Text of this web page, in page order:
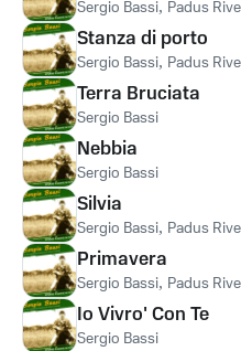
Sergio Bassi, Padus
Stanza di porto
Sergio Bassi, Padus
Terra Bruciata
Sergio Bassi
Nebbia
Sergio Bassi
Silvia
Sergio Bassi, Padus
Primavera
Sergio Bassi, Padus
Io Vivro' Con Te
Sergio Bassi